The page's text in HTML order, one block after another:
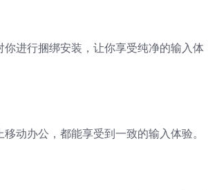
进行捆绑安装，让你享受纯净的输入体
动办公，都能享受到一致的输入体验。